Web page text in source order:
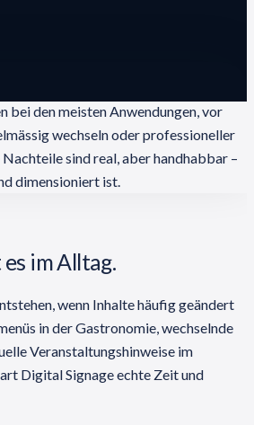
bei den meisten Anwendungen, vor
wechseln oder professioneller
sind real, aber handhabbar –
dimensioniert ist.
im Alltag.
wenn Inhalte häufig geändert
in der Gastronomie, wechselnde
Veranstaltungshinweise im
Digital Signage echte Zeit und